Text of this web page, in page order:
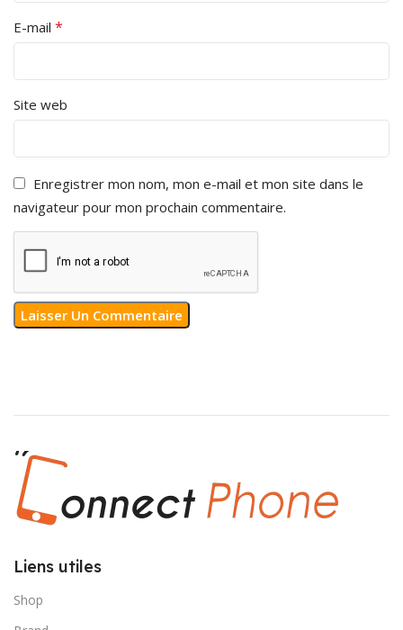
E-mail *
Site web
Enregistrer mon nom, mon e-mail et mon site dans le
navigateur pour mon prochain commentaire.
Liens utiles
Shop